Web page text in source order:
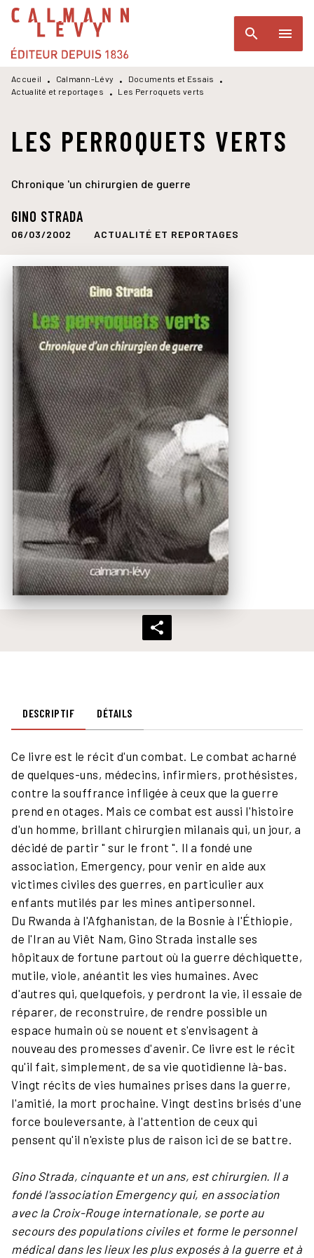
MENU RECHERCHE
PIED DE PAGE
search menu
Accueil • Calmann-Lévy • Documents et Essais
•
Actualité et reportages
• Les Perroquets verts
LES PERROQUETS VERTS
Chronique 'un chirurgien de guerre
GINO STRADA
06/03/2002 ACTUALITÉ ET REPORTAGES
DESCRIPTIF DÉTAILS
Ce livre est le récit d'un combat. Le combat acharné
de quelques-uns, médecins, infirmiers, prothésistes,
contre la souffrance infligée à ceux que la guerre
prend en otages. Mais ce combat est aussi l'histoire
d'un homme, brillant chirurgien milanais qui, un jour, a
décidé de partir " sur le front ". Il a fondé une
association, Emergency, pour venir en aide aux
victimes civiles des guerres, en particulier aux
enfants mutilés par les mines antipersonnel.
Du Rwanda à l'Afghanistan, de la Bosnie à l'Éthiopie,
de l'Iran au Viêt Nam, Gino Strada installe ses
hôpitaux de fortune partout où la guerre déchiquette,
mutile, viole, anéantit les vies humaines. Avec
d'autres qui, quelquefois, y perdront la vie, il essaie de
réparer, de reconstruire, de rendre possible un
espace humain où se nouent et s'envisagent à
nouveau des promesses d'avenir. Ce livre est le récit
qu'il fait, simplement, de sa vie quotidienne là-bas.
Vingt récits de vies humaines prises dans la guerre,
l'amitié, la mort prochaine. Vingt destins brisés d'une
force bouleversante, à l'attention de ceux qui
pensent qu'il n'existe plus de raison ici de se battre.
Gino Strada, cinquante et un ans, est chirurgien. Il a
fondé l'association Emergency qui, en association
avec la Croix-Rouge internationale, se porte au
secours des populations civiles et forme le personnel
médical dans les lieux les plus exposés à la guerre et à